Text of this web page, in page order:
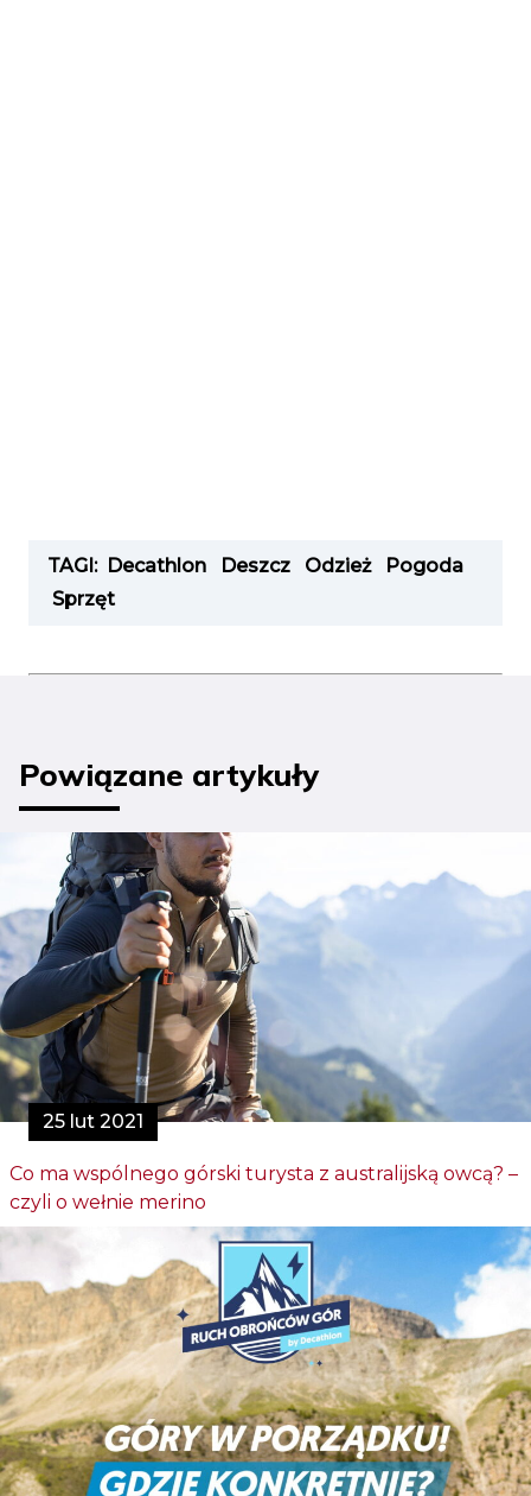
TAGI: Decathlon Deszcz Odzież
Pogoda
Sprzęt
Powiązane artykuły
25 lut 2021
Co ma wspólnego górski turysta z australijską owcą? –
czyli o wełnie merino